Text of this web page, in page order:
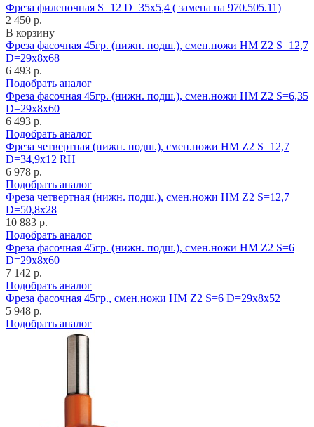
Фреза филеночная S=12 D=35x5,4 ( замена на 970.505.11)
2 450 р.
В корзину
Фреза фасочная 45гр. (нижн. подш.), смен.ножи HM Z2 S=12,7
D=29x8x68
6 493 р.
Подобрать аналог
Фреза фасочная 45гр. (нижн. подш.), смен.ножи HM Z2 S=6,35
D=29x8x60
6 493 р.
Подобрать аналог
Фреза четвертная (нижн. подш.), смен.ножи HM Z2 S=12,7
D=34,9x12 RH
6 978 р.
Подобрать аналог
Фреза четвертная (нижн. подш.), смен.ножи HM Z2 S=12,7
D=50,8x28
10 883 р.
Подобрать аналог
Фреза фасочная 45гр. (нижн. подш.), смен.ножи HM Z2 S=6
D=29x8x60
7 142 р.
Подобрать аналог
Фреза фасочная 45гр., смен.ножи HM Z2 S=6 D=29x8x52
5 948 р.
Подобрать аналог